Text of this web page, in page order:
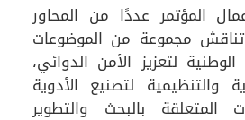
المؤتمر عددًا من المحاور
تناقش مجموعة من الموضوعات
لتعزيز الأمن الدوائي،
والتنظيمية لتصنيع الأدوية
المتعلقة بالبحث والتطوير